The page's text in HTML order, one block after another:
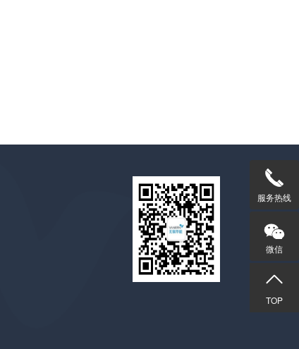
服务热线
微信
TOP